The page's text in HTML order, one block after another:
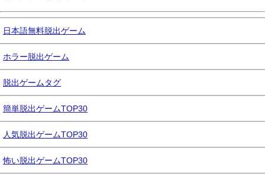
日本語無料脱出ゲーム
ホラー脱出ゲーム
脱出ゲームタグ
簡単脱出ゲームTOP30
人気脱出ゲームTOP30
怖い脱出ゲームTOP30